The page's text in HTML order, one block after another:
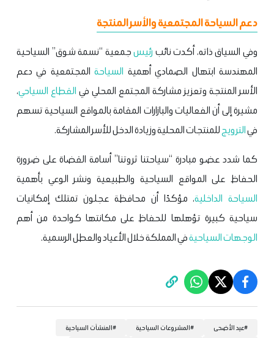
دعم السياحة المجتمعية والأسر المنتجة
وفي السياق ذاته، أكدت نائب رئيسجمعية “نسمة شوق” السياحية
المهندسة ابتهال الصمادي أهمية السياحةالمجتمعية في دعم
الأسر المنتجة وتعزيز مشاركة المجتمع المحلي في القطاع السياحي،
مشيرة إلى أن الفعاليات والبازارات المقامة بالمواقع السياحية تسهم
فيالترويجللمنتجات المحلية وزيادة الدخل للأسر المشاركة.
كما شدد عضو مبادرة “سياحتنا ثروتنا” أسامة القضاة على ضرورة
الحفاظ على المواقع السياحية والطبيعية ونشر الوعي بأهمية
السياحة الداخلية، مؤكدًا أن محافظة عجلون تمتلك إمكانيات
سياحية كبيرة تؤهلها للحفاظ على مكانتها كواحدة من أهم
الوجهات السياحيةفي المملكة خلال الأعياد والعطل الرسمية.
#عيد الأضحى #المشروعات السياحية #المنشآت السياحية